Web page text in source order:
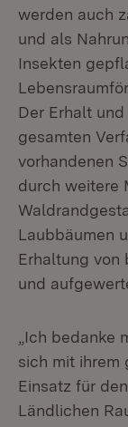
werden auch
und als
Insekten
Der Erhalt
gesamten
vorhandenen
durch weitere
Laubbäumen
Erhaltung von
und
„Ich
sich mit ihrem
Einsatz für
Ländlichen